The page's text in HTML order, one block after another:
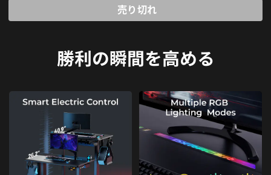
売り切れ
勝利の瞬間を高める